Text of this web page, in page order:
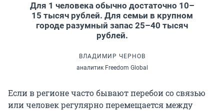
Для 1 человека обычно достаточно 10–
15 тысяч рублей. Для семьи в крупном
городе разумный запас 25–40 тысяч
рублей.
ВЛАДИМИР ЧЕРНОВ
аналитик Freedom Global
Если в регионе часто бывают перебои со связью
или человек регулярно перемещается между